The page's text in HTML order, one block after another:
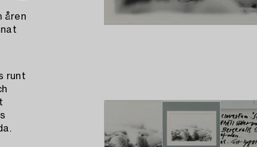
åren
runt